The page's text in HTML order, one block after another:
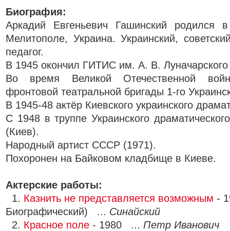
Биография:
Аркадий Евгеньевич Гашинский родился в
Мелитополе, Украина. Украинский,
педагог.
В 1945 окончил ГИТИС им. А. В.
Во время Великой Отечественной
фронтовой театральной бригады 1-го
В 1945-48 актёр Киевского украинского
С 1948 в труппе Украинского
(Киев).
Народный артист СССР (1971).
Похоронен на Байковом кладбище в Киеве.
Актерские работы:
1. Казнить не представляется возможным -
Биографический) ... Синайский
2. Красное поле - 1980 ... Петр Иванович